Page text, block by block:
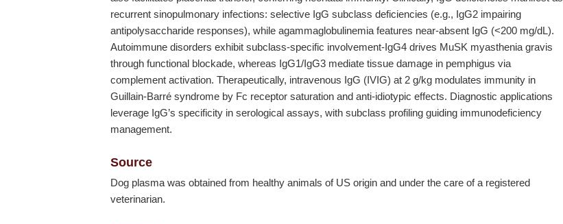
recurrent sinopulmonary infections: selective IgG subclass deficiencies (e.g., IgG2 impairing
antipolysaccharide responses), while agammaglobulinemia features near-absent IgG (<200 mg/dL).
Autoimmune disorders exhibit subclass-specific involvement-IgG4 drives MuSK myasthenia gravis
through functional blockade, whereas IgG1/IgG3 mediate tissue damage in pemphigus via
complement activation. Therapeutically, intravenous IgG (IVIG) at 2 g/kg modulates immunity in
Guillain-Barré syndrome by Fc receptor saturation and anti-idiotypic effects. Diagnostic applications
leverage IgG’s specificity in serological assays, with subclass profiling guiding immunodeficiency
management.
Source
Dog plasma was obtained from healthy animals of US origin and under the care of a registered
veterinarian.